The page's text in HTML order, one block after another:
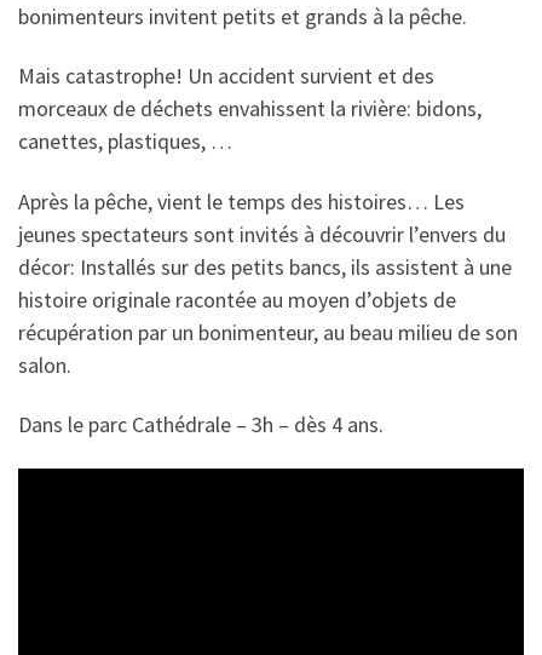
bonimenteurs invitent petits et grands à la pêche.
Mais catastrophe! Un accident survient et des
morceaux de déchets envahissent la rivière: bidons,
canettes, plastiques, …
Après la pêche, vient le temps des histoires… Les
jeunes spectateurs sont invités à découvrir l’envers du
décor: Installés sur des petits bancs, ils assistent à une
histoire originale racontée au moyen d’objets de
récupération par un bonimenteur, au beau milieu de son
salon.
Dans le parc Cathédrale – 3h – dès 4 ans.